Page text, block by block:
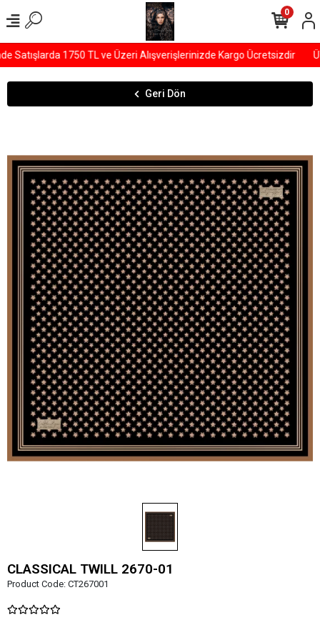
1750 TL ve Üzeri Alışverişlerinizde Kargo Ücretsizdir
0
Geri Dön
CLASSICAL TWILL 2670-01
Product Code: CT267001